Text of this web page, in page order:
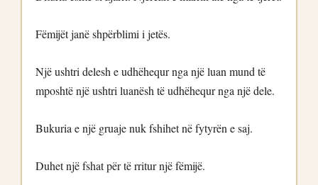
Fëmijët janë shpërblimi i jetës.
Një ushtri delesh e udhëhequr nga një luan mund të
mposhtë një ushtri luanësh të udhëhequr nga një dele.
Bukuria e një gruaje nuk fshihet në fytyrën e saj.
Duhet një fshat për të rritur një fëmijë.